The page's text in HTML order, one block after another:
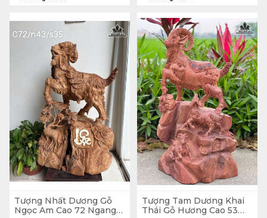
Tượng Nhất Dương Gỗ
Ngọc Am Cao 72 Ngang
Tượng Tam Dương Khai
Thái Gỗ Hương Cao 53